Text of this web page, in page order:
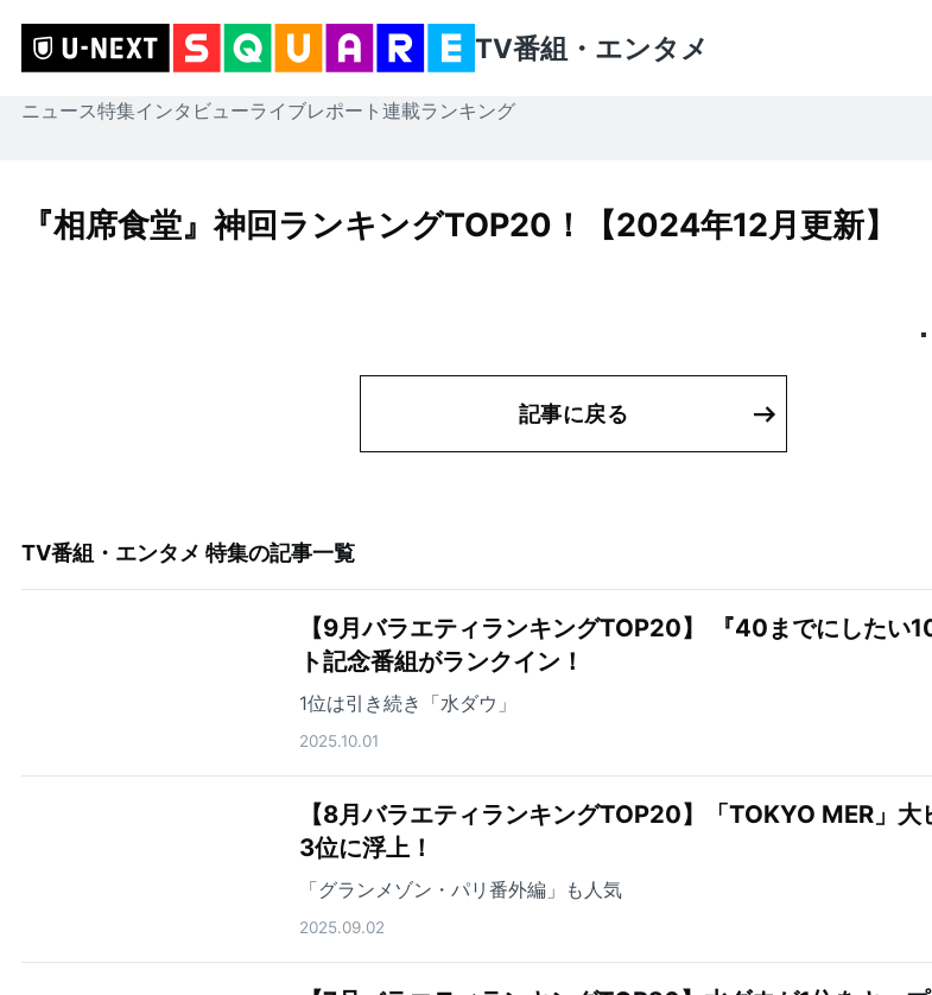
TV番組・エンタメ
ニュース特集インタビューライブレポート 連載ランキング
『相席食堂』神回ランキングTOP20！【2024年12月更新】
記事に戻る
TV番組・エンタメ 特集の記事一覧
【9月バラエティランキングTOP20】 『40までにしたい
ト記念番組がランクイン！
1位は引き続き「水ダウ」
2025.10.01
【8月バラエティランキングTOP20】「TOKYO MER」大
3位に浮上！
「グランメゾン・パリ番外編」も人気
2025.09.02